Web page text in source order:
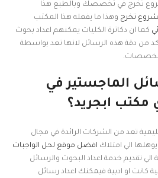
تخرج في تخصصك وبالطبع هذا
تخرج وهذا ما يفعله هذا المكتب
كما ان دكاترة الكليات يمكنهم اعداد بحوث
من دقة هذه الرسائل لانها تعد بواسطة
الماجستير في
مكتب ابجريد؟
تعد من الشركات الرائدة في مجال
الي امتلاك افضل موقع لحل الواجبات
الي تقديم خدمة اعداد البحوث والرسائل
كانت او ادبية فيمكنك اعداد رسائل